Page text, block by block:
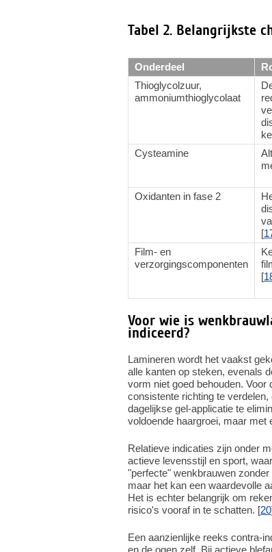
Tabel 2. Belangrijkste
Onderdeel
Thioglycolzuur,
ammoniumthioglycolaat
Cysteamine
Oxidanten in fase 2
[
Film- en
verzorgingscomponenten
[
Voor wie is
indiceerd?
Lamineren wordt het vaakst
alle kanten op steken, evenals
vorm niet goed behouden. Voor
consistente richting te
dagelijkse gel-applicatie te
voldoende haargroei, maar met
Relatieve indicaties zijn onder
actieve levensstijl en sport,
"perfecte" wenkbrauwen
maar het kan een waardevolle
Het is echter belangrijk om
risico's vooraf in te schatten. [20
Een aanzienlijke reeks contra-
en de ogen zelf. Bij actieve